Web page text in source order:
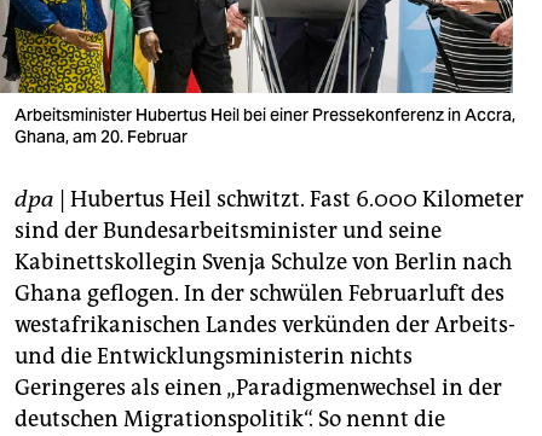
verlag
verlag
veranstaltungen
fragen & hilfe
unterstützen
abo
genossenschaft
epaper login
Arbeitsminister Hubertus Heil bei einer Pressekonferenz in Accra,
Ghana, am 20. Februar
dpa | Hubertus Heil schwitzt. Fast 6.000 Kilometer
sind der Bundesarbeitsminister und seine
Kabinettskollegin Svenja Schulze von Berlin nach
Ghana geflogen. In der schwülen Februarluft des
westafrikanischen Landes verkünden der Arbeits-
und die Entwicklungsministerin nichts
Geringeres als einen „Paradigmenwechsel in der
deutschen Migrationspolitik“. So nennt die